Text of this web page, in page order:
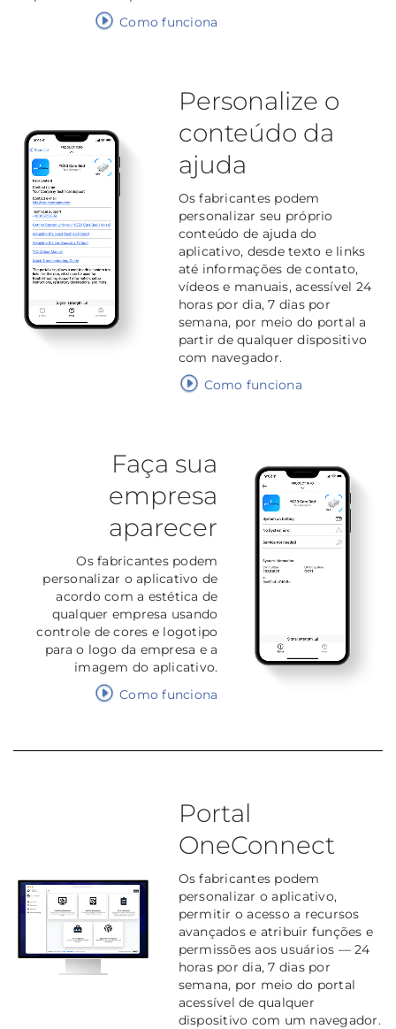
Como funciona
Personalize o
conteúdo da
ajuda
Os fabricantes podem
personalizar seu próprio
conteúdo de ajuda do
aplicativo, desde texto e links
até informações de contato,
vídeos e manuais, acessível 24
horas por dia, 7 dias por
semana, por meio do portal a
partir de qualquer dispositivo
com navegador.
Como funciona
Faça sua
empresa
aparecer
Os fabricantes podem
personalizar o aplicativo de
acordo com a estética de
qualquer empresa usando
controle de cores e logotipo
para o logo da empresa e a
imagem do aplicativo.
Como funciona
Portal
OneConnect
Os fabricantes podem
personalizar o aplicativo,
permitir o acesso a recursos
avançados e atribuir funções e
permissões aos usuários — 24
horas por dia, 7 dias por
semana, por meio do portal
acessível de qualquer
dispositivo com um navegador.